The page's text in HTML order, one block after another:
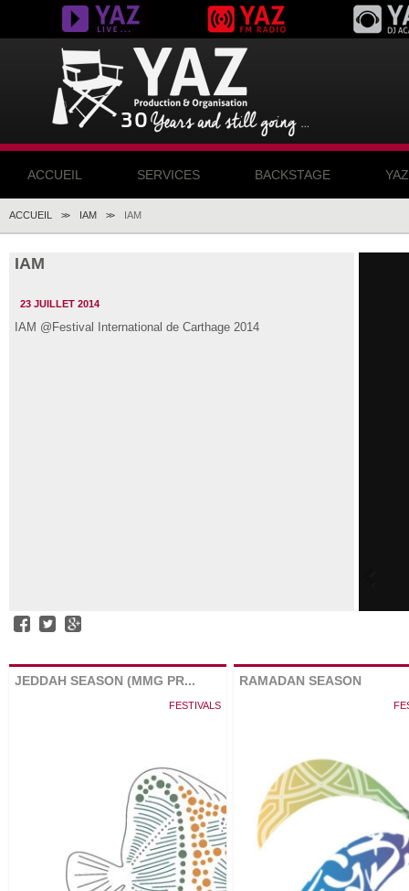
ACCUEIL SERVICES BACKSTAGE
ACCUEIL >> IAM >> IAM
IAM
23 JUILLET 2014
IAM @Festival International de Carthage 2014
JEDDAH SEASON (MMG PR...
FESTIVALS
RAMADAN SEASON